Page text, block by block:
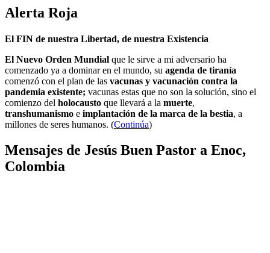
Alerta Roja
El FIN de nuestra Libertad, de nuestra Existencia
El Nuevo Orden Mundial que le sirve a mi adversario ha
comenzado ya a dominar en el mundo, su agenda de tiranía
comenzó con el plan de las vacunas y vacunación contra la
pandemia existente; vacunas estas que no son la solución, sino el
comienzo del holocausto que llevará a la muerte,
transhumanismo e implantación de la marca de la bestia, a
millones de seres humanos. (Continúa)
Mensajes de Jesús Buen Pastor a Enoc,
Colombia